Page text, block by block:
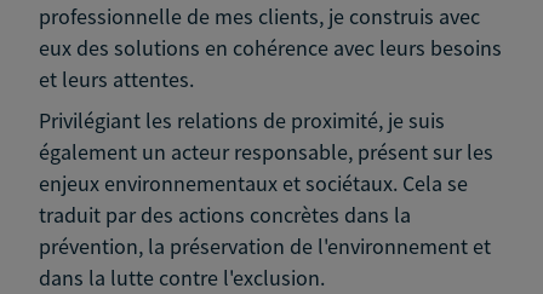
professionnelle de mes clients, je construis avec
eux des solutions en cohérence avec leurs besoins
et leurs attentes.
Privilégiant les relations de proximité, je suis
également un acteur responsable, présent sur les
enjeux environnementaux et sociétaux. Cela se
traduit par des actions concrètes dans la
prévention, la préservation de l'environnement et
dans la lutte contre l'exclusion.